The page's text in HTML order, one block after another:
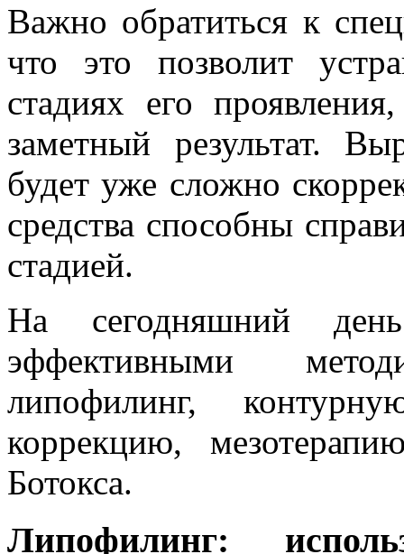
Важно обратиться к
что это позволит
стадиях его
заметный результат.
будет уже сложно
средства способны
стадией.
На сегодняшний
эффективными
липофилинг,
коррекцию,
Ботокса.
Липофилинг: